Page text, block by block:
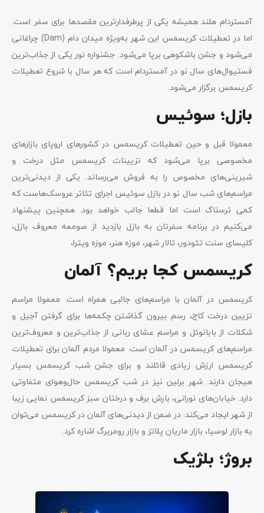
آمستردام هلند همیشه یکی از پرطرفدارترین مقصدها برای سفر است.
اما در تعطیلات کریسمس این شهر به‌ویژه میدان دام (Dam) چراغانی
می‌شود و جشن باشکوهی برپا می‌شود. جشنواره نور یکی از جذاب‌ترین
فستیوال‌های سال نو در آمستردام است که هر سال با شروع تعطیلات
کریسمس برگزار می‌شود.
بازل؛ سوئیس
معمولا قبل و حین تعطیلات کریسمس در کشورهای اروپای بازارهای
مخصوصی برپا می‌شود که تزیینات کریسمس مثل درخت و
شیرینی‌های مخصوص را به فروش می‌رساند. یکی از دیدنی‌ترین
مراسم‌های شب سال نو در بازل سوئیس اجرای تئاتر عروسک‌هاست که
کمی ترسناک است اما قطعا جالب خواهد بود. همچنین پیشنهاد
می‌کنیم در برنامه سفرتان به بازل بازدید از صومعه معروف بازل،
کلیسای سنت تئودور، تالار شهر، موزه هنر، موزه ویترا،
کریسمس کجا بریم؟ آلمان
کریسمس در آلمان با مراسم‌های جالبی همراه است. معمولا مراسم
تزیین درخت کاج، رسم بیرون گذاشتن چکمه‌ها برای گرفتن آجیل و
شکلات از بابانوئل و مراسم عشای ربانی از جذاب‌ترین و معروف‌ترین
مراسم‌های کریسمس در آلمان است. معمولا مردم آلمان برای تعطیلات
کریسمس ارزش زیادی قائلند و برای جشن شب کریسمس بسیار
هیجان دارند. شهر برلین نیز در شب کریسمس حال‌وهوای متفاوتی
دارد. خیابان‌های نورانی، بارش برف و درختان سبز کریسمس نمایی زیبا
از شهر ایجاد می‌کند. در ضمن از دیدنی‌های آلمان در کریسمس می‌توان
به بازار لوسیا، بازار ماریان پلاتز و بازار رومربرگ اشاره کرد.
بروژ؛ بلژیک